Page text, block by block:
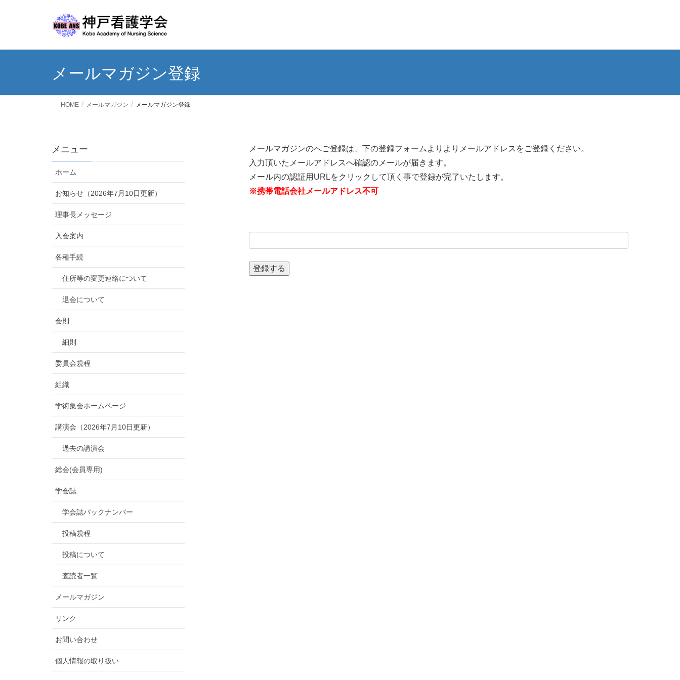
メールマガジン登録
HOME メールマガジン メールマガジン登録
メールマガジンのへご登録は、下の登録フォームよりよりメールアドレスをご登録ください。
入力頂いたメールアドレスへ確認のメールが届きます。
メール内の認証用URLをクリックして頂く事で登録が完了いたします。
※携帯電話会社メールアドレス不可
メニュー
ホーム
お知らせ（2026年7月10日更新）
理事長メッセージ
入会案内
各種手続
住所等の変更連絡について
退会について
会則
細則
委員会規程
組織
学術集会ホームページ
講演会（2026年7月10日更新）
過去の講演会
総会(会員専用)
学会誌
学会誌バックナンバー
投稿規程
投稿について
査読者一覧
メールマガジン
リンク
お問い合わせ
個人情報の取り扱い